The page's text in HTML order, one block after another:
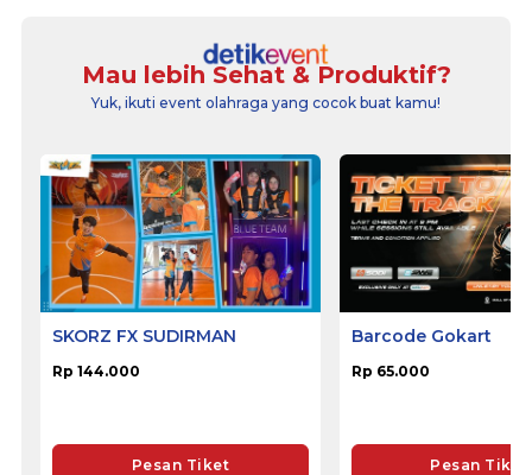
Mau lebih Sehat & Produktif?
Yuk, ikuti event olahraga yang cocok buat kamu!
SKORZ FX SUDIRMAN
Rp 144.000
Pesan Tiket
Barcode Gokart
Rp 65.000
Pesan Tiket